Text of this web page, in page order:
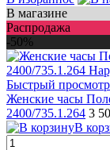
В магазине
Распродажа
-50%
Быстрый просмотр
Женские часы
2400/735.1.264 3
В